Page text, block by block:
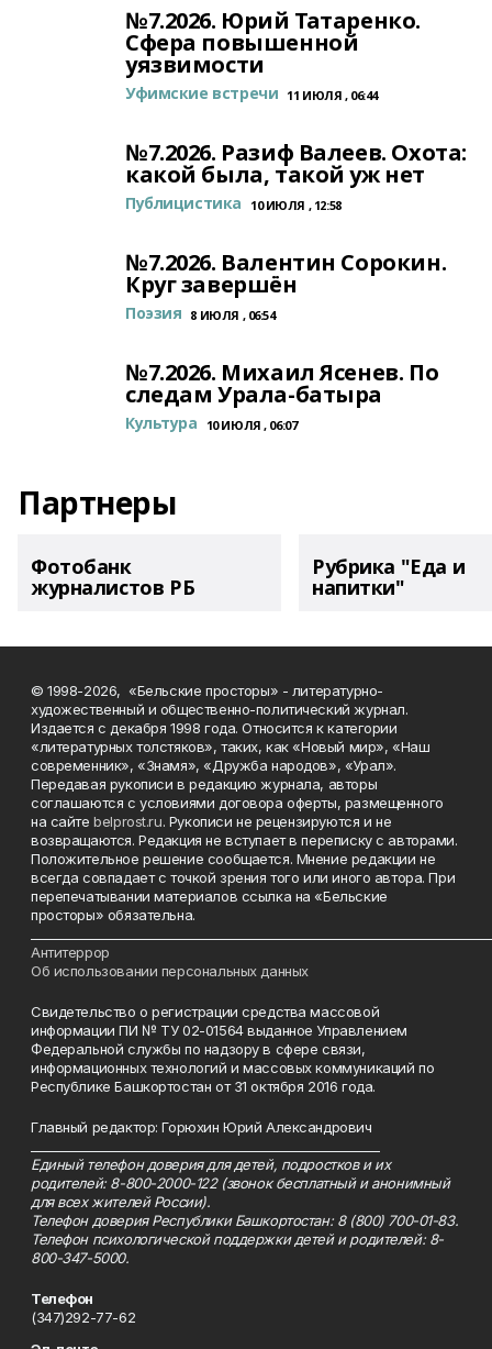
№7.2026. Юрий Татаренко.
Сфера повышенной
уязвимости
Уфимские встречи 11 ИЮЛЯ , 06:44
№7.2026. Разиф Валеев. Охота:
какой была, такой уж нет
Публицистика 10 ИЮЛЯ , 12:58
№7.2026. Валентин Сорокин.
Круг завершён
Поэзия 8 ИЮЛЯ , 06:54
№7.2026. Михаил Ясенев. По
следам Урала-батыра
Культура 10 ИЮЛЯ , 06:07
Партнеры
Фотобанк
журналистов РБ
Рубрика "Еда и
напитки"
© 1998-2026, «Бельские просторы» - литературно-
художественный и общественно-политический журнал.
Издается с декабря 1998 года. Относится к категории
«литературных толстяков», таких, как «Новый мир», «Наш
современник», «Знамя», «Дружба народов», «Урал».
Передавая рукописи в редакцию журнала, авторы
соглашаются с условиями договора оферты, размещенного
на сайтеbelprost.ru. Рукописи не рецензируются и не
возвращаются. Редакция не вступает в переписку с авторами.
Положительное решение сообщается. Мнение редакции не
всегда совпадает с точкой зрения того или иного автора. При
перепечатывании материалов ссылка на «Бельские
просторы» обязательна.
Антитеррор
Об использовании персональных данных
Свидетельство о регистрации средства массовой
информации ПИ № ТУ 02-01564 выданное Управлением
Федеральной службы по надзору в сфере связи,
информационных технологий и массовых коммуникаций по
Республике Башкортостан от 31 октября 2016 года.
Главный редактор: Горюхин Юрий Александрович
Единый телефон доверия для детей, подростков и их
родителей: 8-800-2000-122 (звонок бесплатный и анонимный
для всех жителей России).
Телефон доверия Республики Башкортостан: 8 (800) 700-01-83.
Телефон психологической поддержки детей и родителей: 8-
800-347-5000.
Телефон
(347)292-77-62